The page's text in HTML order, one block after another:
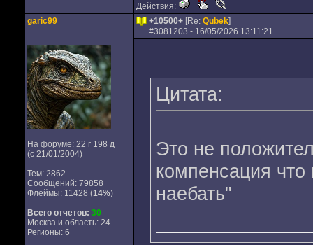
Действия:
garic99
На форуме: 22 г 198 д
(с 21/01/2004)
Тем: 2862
Сообщений: 79858
Флеймы: 11428 (14%)
Всего отчетов: 30
Москва и область: 24
Регионы: 6
+10500+ [Re: Qubek]
#3081203 - 16/05/2026 13:11:21
Цитата:
Это не
компенсация
наебать"